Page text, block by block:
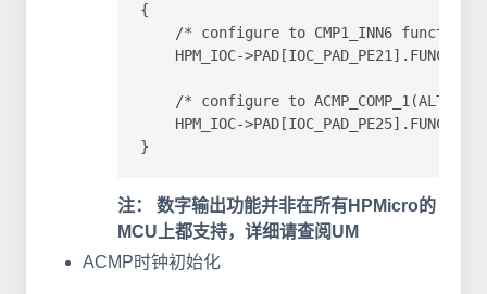
{
/* configure to CMP1_INN6 function
HPM_IOC-
/* configure to ACMP_COMP_1(ALT16)
HPM_IOC-
}
注： 数字输出功能并非在所有HPMicro的
MCU上都支持，详细请查阅UM
ACMP时钟初始化